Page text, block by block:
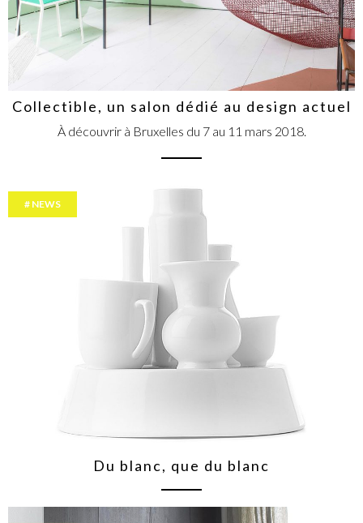
Collectible, un salon dédié au design actuel
À découvrir à Bruxelles du 7 au 11 mars 2018.
NEWS
Du blanc, que du blanc